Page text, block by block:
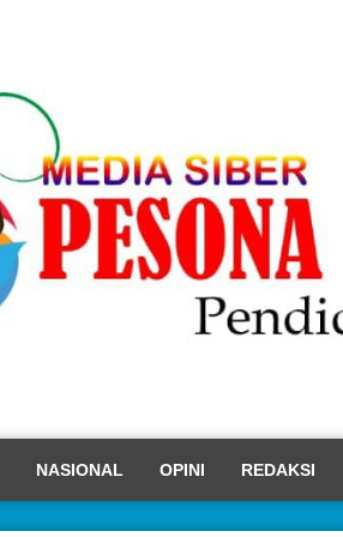
NASIONAL OPINI REDAKSI